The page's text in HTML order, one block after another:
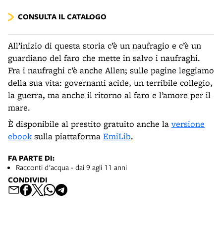
CONSULTA IL CATALOGO
All’inizio di questa storia c’è un naufragio e c’è un
guardiano del faro che mette in salvo i naufraghi.
Fra i naufraghi c’è anche Allen; sulle pagine leggiamo
della sua vita: governanti acide, un terribile collegio,
la guerra, ma anche il ritorno al faro e l’amore per il
mare.
È disponibile al prestito gratuito anche laversione
ebook sulla piattaforma EmiLib.
FA PARTE DI:
Racconti d'acqua - dai 9 agli 11 anni
CONDIVIDI